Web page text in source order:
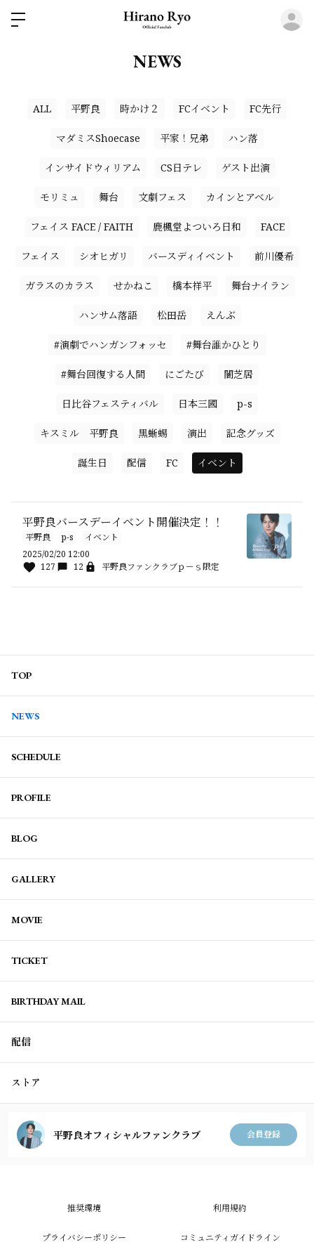
NEWS
ALL 平野良 時かけ２ FCイベント FC先行
マダミスShoecase 平家！兄弟 ハン落
インサイドウィリアム CS日テレ ゲスト出演
モリミュ 舞台 文劇フェス カインとアベル
フェイス FACE / FAITH 鹿楓堂よついろ日和 FACE
フェイス シオヒガリ バースディイベント 前川優希
ガラスのカラス せかねこ 橋本祥平 舞台ナイラン
ハンサム落語 松田岳 えんぶ
#演劇でハンガンフォッセ #舞台誰かひとり
#舞台回復する人間 にごたび 闇芝居
日比谷フェスティバル 日本三國 p-s
キスミル 平野良 黒蜥蜴 演出 記念グッズ
誕生日 配信 FC イベント
平野良バースデーイベント開催決定！！
平野良 p-s
イベント
2025/02/20 12:00
127
12 平野良ファンクラブｐ－ｓ限定
TOP
NEWS
SCHEDULE
PROFILE
BLOG
GALLERY
MOVIE
TICKET
BIRTHDAY MAIL
配信
ストア
平野良オフィシャルファンクラブ 会員登録
推奨環境 利用規約
プライバシーポリシー コミュニティガイドライン